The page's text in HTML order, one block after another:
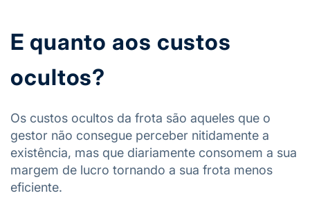
E quanto aos custos
ocultos?
Os custos ocultos da frota são aqueles que o
gestor não consegue perceber nitidamente a
existência, mas que diariamente consomem a sua
margem de lucro tornando a sua frota menos
eficiente.